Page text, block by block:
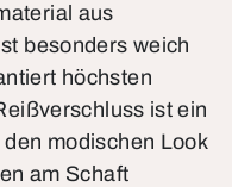
aus
besonders weich
höchsten
ist ein
modischen Look
am Schaft